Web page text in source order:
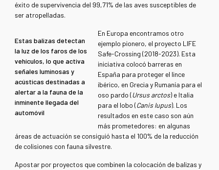
éxito de supervivencia del 99,71% de las aves susceptibles de
ser atropelladas.
Estas balizas detectan
la luz de los faros de los
vehículos, lo que activa
señales luminosas y
acústicas destinadas a
alertar a la fauna de la
inminente llegada del
automóvil
En Europa encontramos otro
ejemplo pionero, el proyecto LIFE
Safe-Crossing (2018-2023). Esta
iniciativa colocó barreras en
España para proteger el lince
ibérico, en Grecia y Rumanía para el
oso pardo (Ursus arctos) e Italia
para el lobo (Canis lupus). Los
resultados en este caso son aún
más prometedores: en algunas
áreas de actuación se consiguió hasta el 100% de la reducción
de colisiones con fauna silvestre.
Apostar por proyectos que combinen la colocación de balizas y